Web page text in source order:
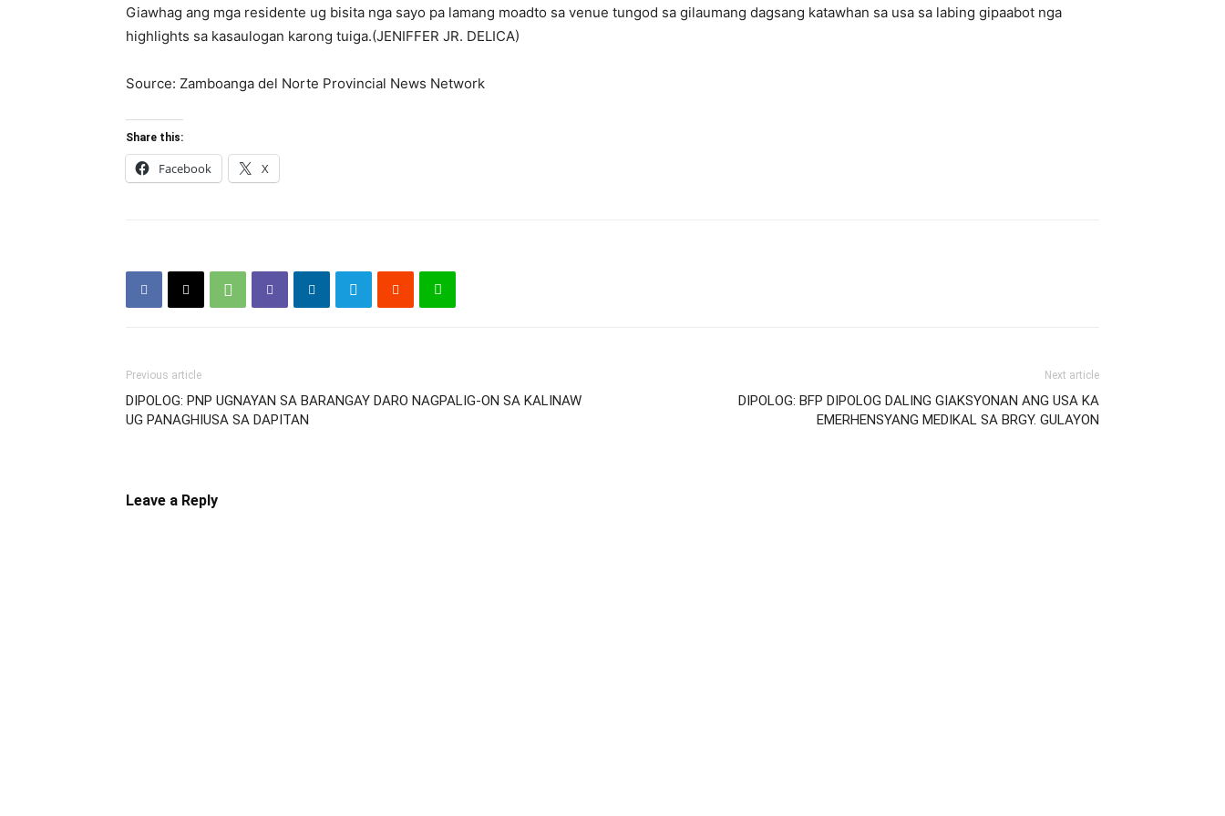
Giawhag ang mga residente ug bisita nga sayo pa lamang moadto sa venue tungod sa gilaumang dagsang katawhan sa usa sa labing gipaabot nga
highlights sa kasaulogan karong tuiga.(JENIFFER JR. DELICA)
Source: Zamboanga del Norte Provincial News Network
Share this:
Facebook X
Previous article
DIPOLOG: PNP UGNAYAN SA BARANGAY DARO NAGPALIG-ON SA KALINAW
UG PANAGHIUSA SA DAPITAN
Next article
DIPOLOG: BFP DIPOLOG DALING GIAKSYONAN ANG USA KA
EMERHENSYANG MEDIKAL SA BRGY. GULAYON
Leave a Reply